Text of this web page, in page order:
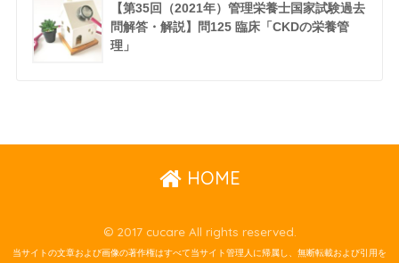
【第35回（2021年）管理栄養士国家試験過去
問解答・解説】問125 臨床「CKDの栄養管
理」
HOME
© 2017 cucare All rights reserved.
当サイトの文章および画像の著作権はすべて当サイト管理人に帰属し、無断転載および引用を